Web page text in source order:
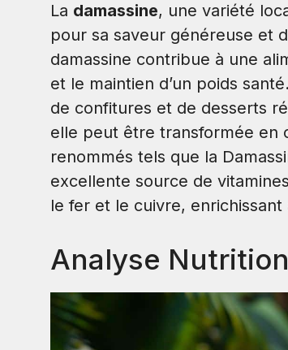
La damassine, une variété
pour sa saveur généreuse et
damassine contribue à une
et le maintien d’un poids
de confitures et de desserts
elle peut être transformée en
renommés tels que la
excellente source de
le fer et le cuivre,
Analyse